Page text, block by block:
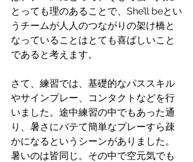
とっても理のあることで、She’ll beとい
うチームが人人のつながりの架け橋と
なっていることはとても喜ばしいこと
であると考えます。
さて、練習では、基礎的なパススキル
やサインプレー、コンタクトなどを行
いました。途中練習の中でもあった通
り、暑さにバテて簡単なプレーすら疎
かになるというシーンがありました。
暑いのは皆同じ。その中で空元気でも